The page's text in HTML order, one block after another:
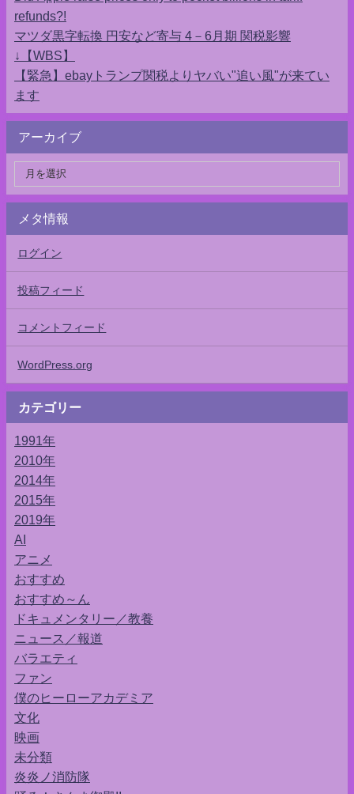
refunds?!
マツダ黒字転換 円安など寄与 4－6月期 関税影響
↓【WBS】
【緊急】ebayトランプ関税よりヤバい"追い風"が来てい
ます
アーカイブ
メタ情報
ログイン
投稿フィード
コメントフィード
WordPress.org
カテゴリー
1991年
2010年
2014年
2015年
2019年
AI
アニメ
おすすめ
おすすめ～ん
ドキュメンタリー／教養
ニュース／報道
バラエティ
ファン
僕のヒーローアカデミア
文化
映画
未分類
炎炎ノ消防隊